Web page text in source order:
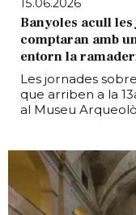
15.06.2026
Banyoles acull
comptaran amb
entorn la
Les jornades
que arriben a la
al Museu